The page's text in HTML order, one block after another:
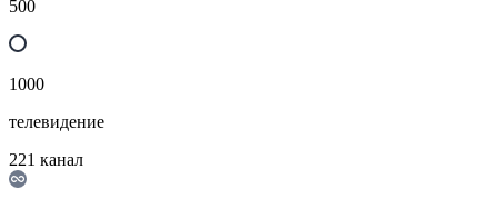
500
1000
телевидение
221 канал